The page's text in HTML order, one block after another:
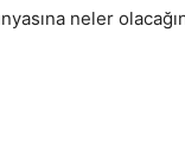
neler